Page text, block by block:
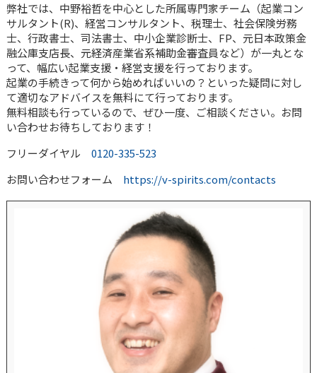
弊社では、中野裕哲を中心とした所属専門家チーム（起業コン
サルタント(R)、経営コンサルタント、税理士、社会保険労務
士、行政書士、司法書士、中小企業診断士、FP、元日本政策金
融公庫支店長、元経済産業省系補助金審査員など）が一丸とな
って、幅広い起業支援・経営支援を行っております。
起業の手続きって何から始めればいいの？といった疑問に対し
て適切なアドバイスを無料にて行っております。
無料相談も行っているので、ぜひ一度、ご相談ください。お問
い合わせお待ちしております！
フリーダイヤル 0120-335-523
お問い合わせフォーム https://v-spirits.com/contacts